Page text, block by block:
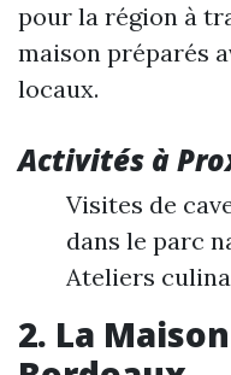
pour la région à
maison préparés
locaux.
Activités à
Visites de
dans le parc
Ateliers
2. La